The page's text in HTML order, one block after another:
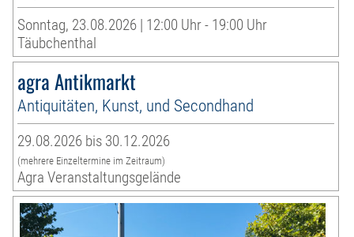
Sonntag, 23.08.2026 | 12:00 Uhr - 19:00 Uhr
Täubchenthal
agra Antikmarkt
Antiquitäten, Kunst, und Secondhand
29.08.2026 bis 30.12.2026
(mehrere Einzeltermine im Zeitraum)
Agra Veranstaltungsgelände